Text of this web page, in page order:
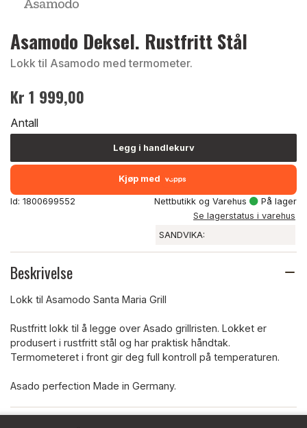
Asamodo Deksel. Rustfritt Stål
Lokk til Asamodo med termometer.
Kr 1 999,00
Antall
Legg i handlekurv
Kjøp med
Id: 1800699552 Nettbutikk og Varehus
På lager
Se lagerstatus i varehus
SANDVIKA:
Beskrivelse
Lokk til Asamodo Santa Maria Grill
Rustfritt lokk til å legge over Asado grillristen. Lokket er
produsert i rustfritt stål og har praktisk håndtak.
Termometeret i front gir deg full kontroll på temperaturen.
Asado perfection Made in Germany.